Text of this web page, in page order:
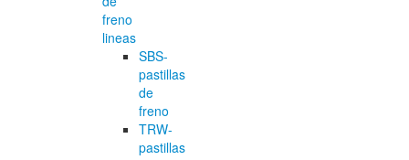
freno
lineas
SBS-
pastillas
de
freno
TRW-
pastillas